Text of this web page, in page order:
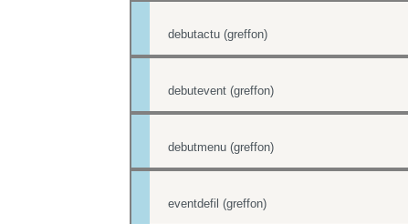
debutactu (greffon)
debutevent (greffon)
debutmenu (greffon)
eventdefil (greffon)